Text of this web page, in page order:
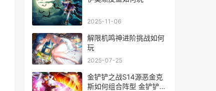
2025-11-06
解限机鸣神进阶挑战如何
玩
2025-07-25
金铲铲之战S14源恶金克
斯如何组合阵型 金铲铲之